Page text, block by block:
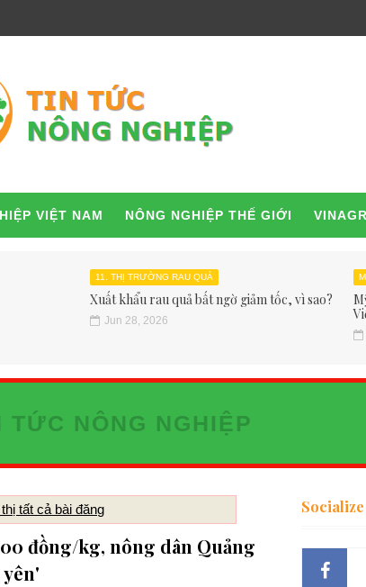
VIỆT NAM NÔNG NGHIỆP THẾ GIỚI
11. THỊ TRƯỜNG RAU QUẢ
Xuất khẩu rau quả bất ngờ giảm tốc, vì sao?
Jun 28, 2026
TỨC NÔNG NGHIỆP
tất cả bài đăng
đồng/kg, nông dân Quảng
Socialize